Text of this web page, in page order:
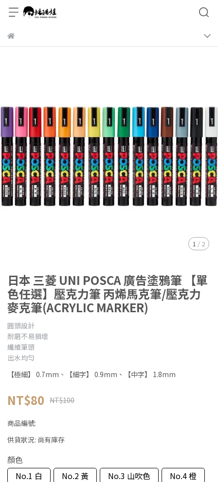
1 / 2
日本 三菱 UNI POSCA 廣告塗鴉筆 【單
色任選】壓克力筆 丙烯馬克筆/壓克力
麥克筆(ACRYLIC MARKER)
圓頭設計
耐磨不易損壞
纖維筆頭
出水均勻
【極細】 0.7mm、【細字】 0.9mm、【中字】 1.8mm
NT$80 NT$100
商品編號:
供貨狀況: 尚有庫存
顏色
No.1 白
No.2 黃 No.3 山吹色
No.4 橙